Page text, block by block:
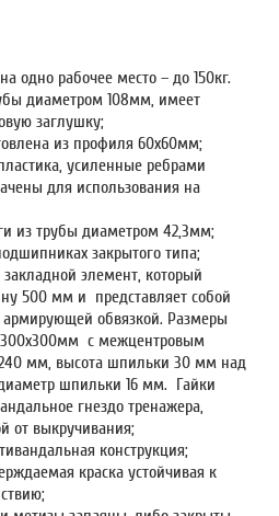
одно рабочее место – до 150кг.
диаметром 108мм, имеет
заглушку;
из профиля 60х60мм;
усиленные ребрами
для использования на
из трубы диаметром 42,3мм;
закрытого типа;
элемент, который
500 мм и представляет собой
армирующей обвязкой. Размеры
300х300мм с межцентровым
мм, высота шпильки 30 мм над
шпильки 16 мм. Гайки
гнездо тренажера,
от выкручивания;
конструкция;
краска устойчивая к